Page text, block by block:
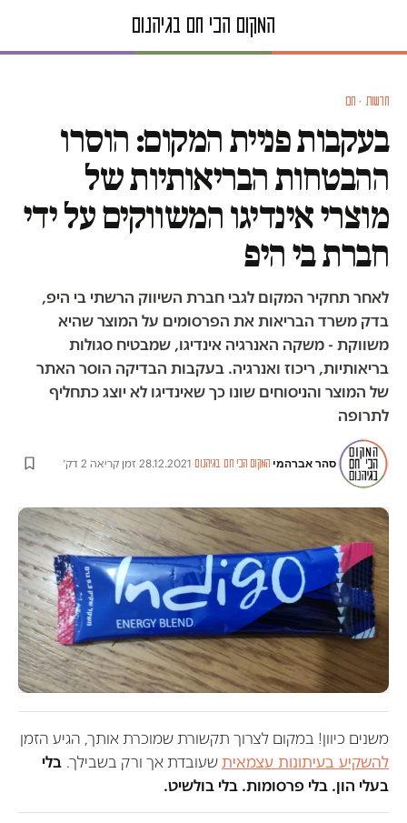
חדשות · חם
בעקבות פניית המקום: הוסרו
ההבטחות הבריאותיות של
מוצרי אינדיגו המשווקים על ידי
חברת בי היפ
לאחר תחקיר המקום לגבי חברת השיווק הרשתי בי היפ,
בדק משרד הבריאות את הפרסומים על המוצר שהיא
משווקת - משקה האנרגיה אינדיגו, שמבטיח סגולות
בריאותיות, ריכוז ואנרגיה. בעקבות הבדיקה הוסר האתר
של המוצר והניסוחים שונו כך שאינדיגו לא יוצג כתחליף
לתרופה
סהר אברהמי·המקום הכי חם בגיהנום·
28.12.2021
·זמן קריאה 2 דק׳
משנים כיוון! במקום לצרוך תקשורת שמוכרת אותך, הגיע הזמן
להשקיע בעיתונות עצמאיתשעובדת אך ורק בשבילך. בלי
בעלי הון. בלי פרסומות. בלי בולשיט.